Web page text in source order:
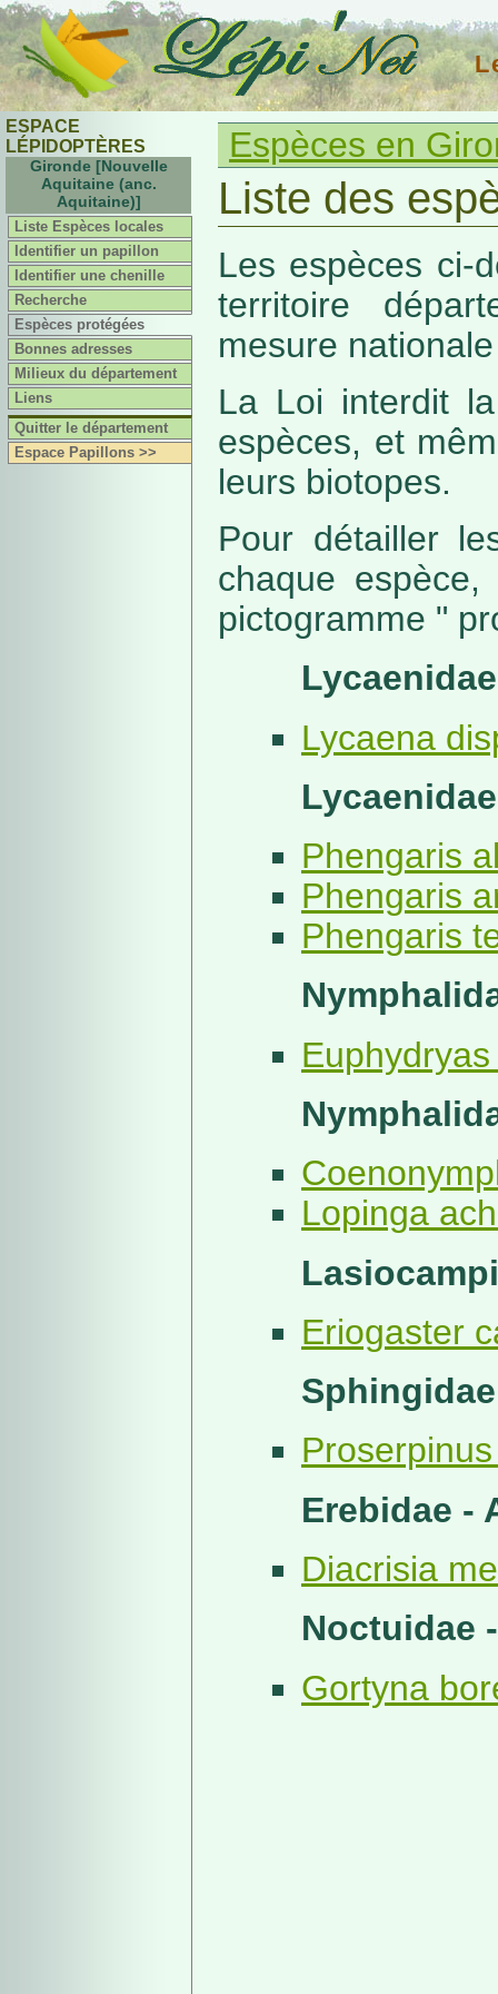
ESPACE
LÉPIDOPTÈRES
Gironde [Nouvelle
Aquitaine (anc.
Aquitaine)]
Liste Espèces locales
Identifier un papillon
Identifier une chenille
Recherche
Espèces protégées
Bonnes adresses
Milieux du département
Liens
Quitter le département
Espace Papillons >>
Espèces en
Liste des
Les espèces ci-
territoire
mesure
La Loi interdit
espèces, et
leurs biotopes.
Pour détailler
chaque
pictogramme "
Lycaena
Phengaris
Phengaris
Phengaris
Lopinga
Eriogaster
Erebidae -
Diacrisia
Noctuidae
Gortyna